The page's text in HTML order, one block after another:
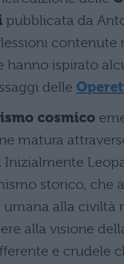
pubblicata da
contenute
hanno ispirato
delle
cosmico
matura
Inizialmente
storico, che
umana alla civiltà
alla visione
e crudele